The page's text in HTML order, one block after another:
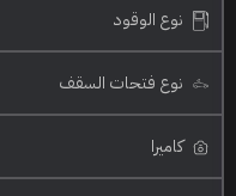
نوع الوقود
نوع فتحات السقف
كاميرا